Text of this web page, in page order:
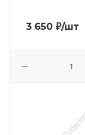
3 650 ₽/шт